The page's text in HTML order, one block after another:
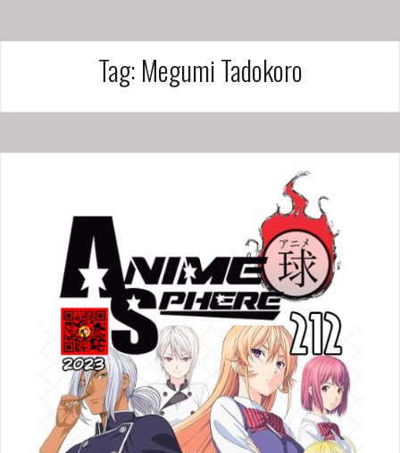
Tag: Megumi Tadokoro